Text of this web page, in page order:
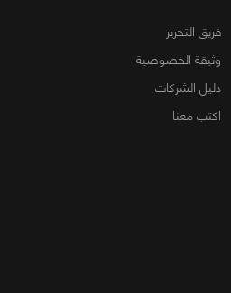
فريق التحرير
وثيقة الخصوصية
دليل الشركات
اكتب معنا